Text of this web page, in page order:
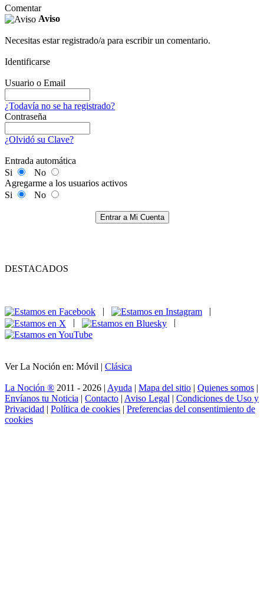
Comentar
Aviso
Necesitas estar registrado/a para escribir un comentario.
Identificarse
Usuario o Email
¿Todavía no se ha registrado?
Contraseña
¿Olvidó su Clave?
Entrada automática
Si
No
Agregarme a los usuarios activos
Si
No
Entrar a Mi Cuenta
DESTACADOS
|
|
|
|
Ver La Noción en: Móvil | Clásica
La Noción ® 2011 - 2026 | Ayuda | Mapa del sitio | Quienes somos |
Envíanos tu Noticia | Contacto | Aviso Legal | Condiciones de Uso y
Privacidad | Política de cookies | Preferencias del consentimiento de
cookies